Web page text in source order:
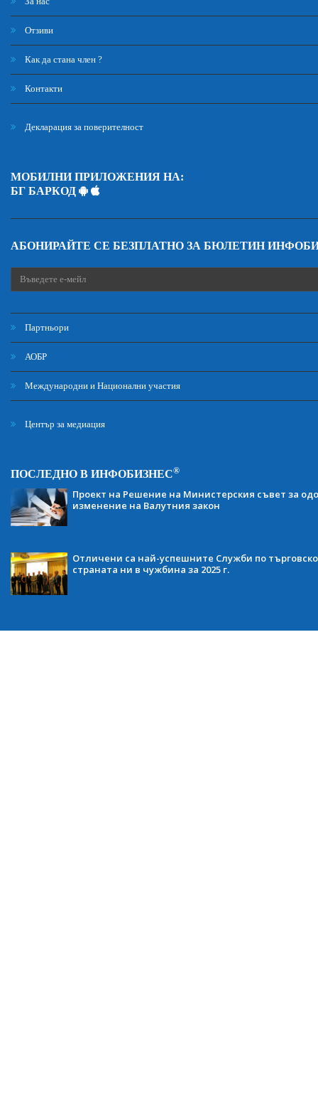
Отзиви
Как да стана член ?
Контакти
Декларация за поверителност
МОБИЛНИ ПРИЛОЖЕНИЯ НА:
БГ БАРКОД
АБОНИРАЙТЕ СЕ БЕЗПЛАТНО ЗА БЮЛЕТИН
Партньори
АОБР
Международни и Национални участия
Център за медиация
ПОСЛЕДНО В ИНФОБИЗНЕС®
Проект на Решение на Министерския съвет за
изменение на Валутния закон
Отличени са най-успешните Служби по
страната ни в чужбина за 2025 г.